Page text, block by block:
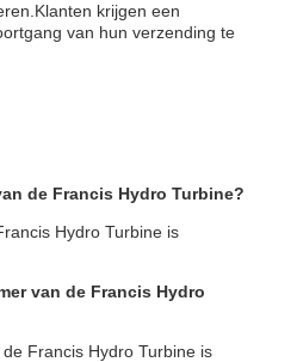
krijgen een
van hun verzending te
de Francis Hydro Turbine?
Hydro Turbine is
van de Francis Hydro
Francis Hydro Turbine is